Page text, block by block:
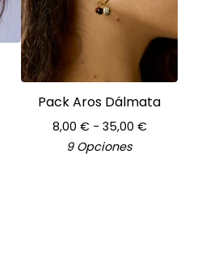
Pack Aros Dálmata
8,00 €- 35,00 €
9 Opciones